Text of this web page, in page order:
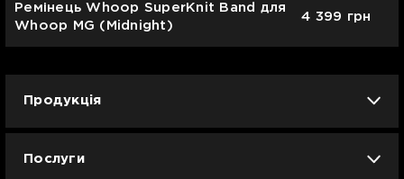
Ремінець Whoop SuperKnit Band для
Whoop MG (Midnight)
4 399 грн
Продукція
Послуги